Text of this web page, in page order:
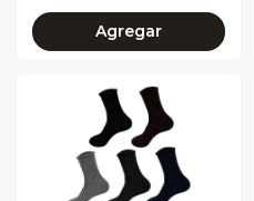
Agregar